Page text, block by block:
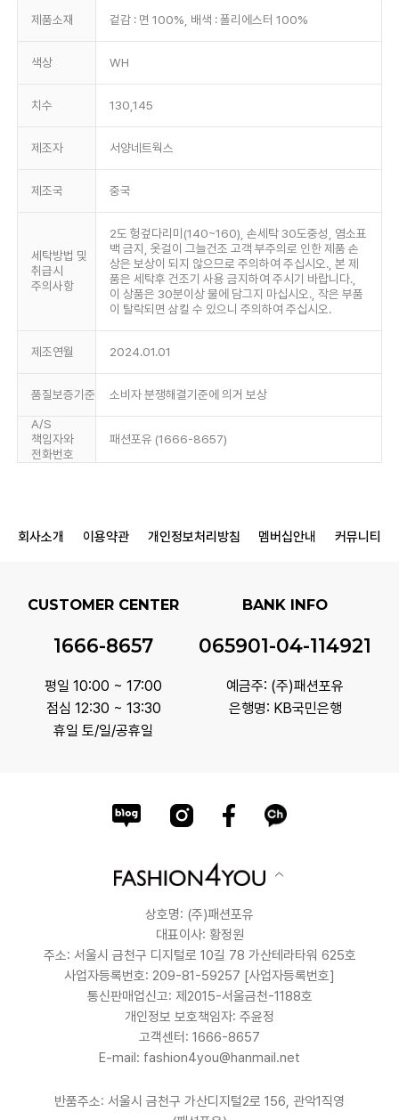
제품소재 겉감 : 면 100%, 배색 : 폴리에스터 100%
색상 WH
치수 130,145
제조자 서양네트웍스
제조국 중국
세탁방법 및
취급시
주의사항
2도 헝겊다리미(140~160), 손세탁 30도중성, 염소표
백 금지, 옷걸이 그늘건조 고객 부주의로 인한 제품 손
상은 보상이 되지 않으므로 주의하여 주십시오., 본 제
품은 세탁후 건조기 사용 금지하여 주시기 바랍니다.,
이 상품은 30분이상 물에 담그지 마십시오., 작은 부품
이 탈락되면 삼킬 수 있으니 주의하여 주십시오.
제조연월 2024.01.01
품질보증기준 소비자 분쟁해결기준에 의거 보상
A/S
책임자와
전화번호
패션포유 (1666-8657)
회사소개 이용약관 개인정보처리방침 멤버십안내 커뮤니티
CUSTOMER CENTER
1666-8657
평일 10:00 ~ 17:00
점심 12:30 ~ 13:30
휴일 토/일/공휴일
BANK INFO
065901-04-114921
예금주: (주)패션포유
은행명: KB국민은행
상호명: (주)패션포유
대표이사: 황정원
주소: 서울시 금천구 디지털로 10길 78 가산테라타워 625호
사업자등록번호: 209-81-59257 [사업자등록번호]
통신판매업신고: 제2015-서울금천-1188호
개인정보 보호책임자: 주윤정
고객센터: 1666-8657
E-mail: fashion4you@hanmail.net
반품주소: 서울시 금천구 가산디지털2로 156, 관악1직영